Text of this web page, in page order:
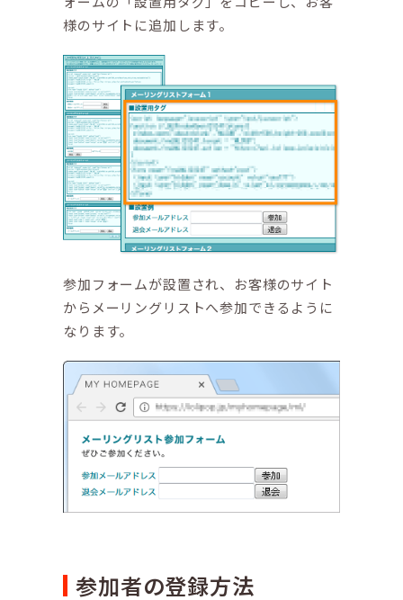
様のサイトに追加します。
参加フォームが設置され、お客様のサイト
からメーリングリストへ参加できるように
なります。
参加者の登録方法